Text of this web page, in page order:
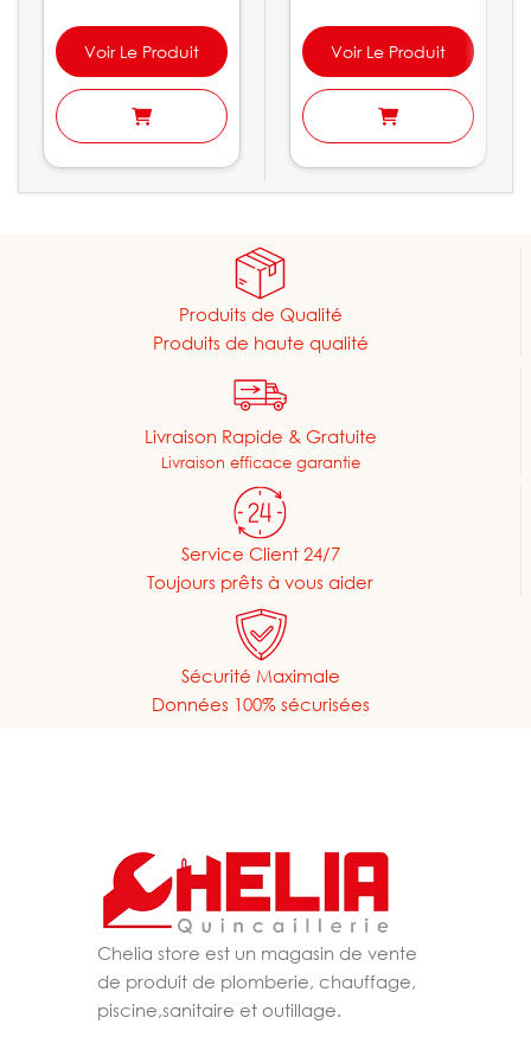
Voir Le Produit Voir Le Produit
Produits de Qualité
Produits de haute qualité
Livraison Rapide & Gratuite
Livraison efficace garantie
Service Client 24/7
Toujours prêts à vous aider
Sécurité Maximale
Données 100% sécurisées
Chelia store est un magasin de vente
de produit de plomberie, chauffage,
piscine,sanitaire et outillage.